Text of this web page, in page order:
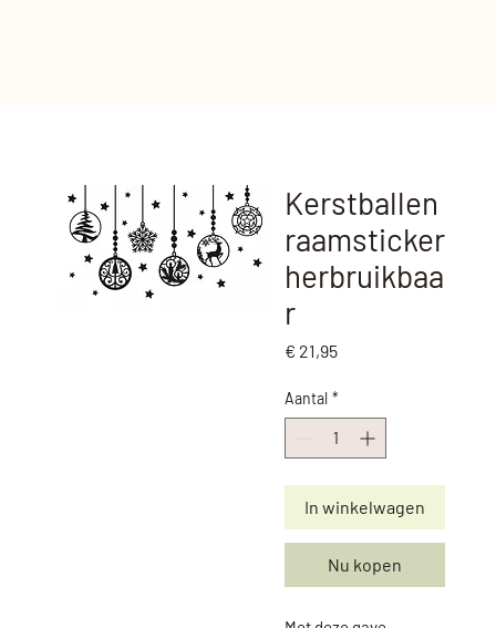
Kerstballen
raamsticker
herbruikbaa
r
€ 21,95Prijs
Aantal *
In winkelwagen
Nu kopen